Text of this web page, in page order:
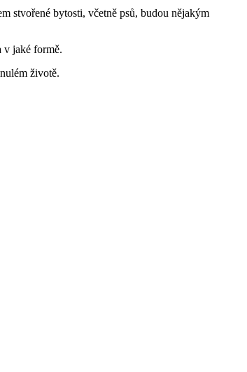
stvořené bytosti, včetně psů, budou nějakým
v jaké formě.
životě.